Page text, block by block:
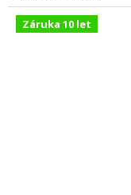
Záruka 10 let